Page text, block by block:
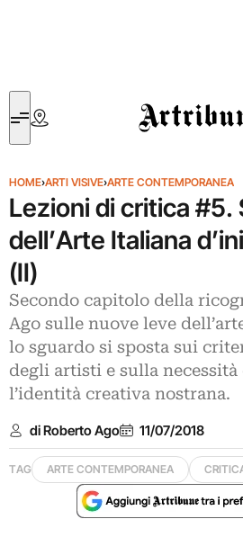
Artribune
HOME›ARTI VISIVE›ARTE CONTEMPORANEA
Lezioni di critica #5.
dell’Arte Italiana
(II)
Secondo capitolo della
Ago sulle nuove leve
lo sguardo si sposta sui
degli artisti e sulla
l’identità creativa nostrana.
di Roberto Ago 11/07/2018
TAG ARTE CONTEMPORANEA